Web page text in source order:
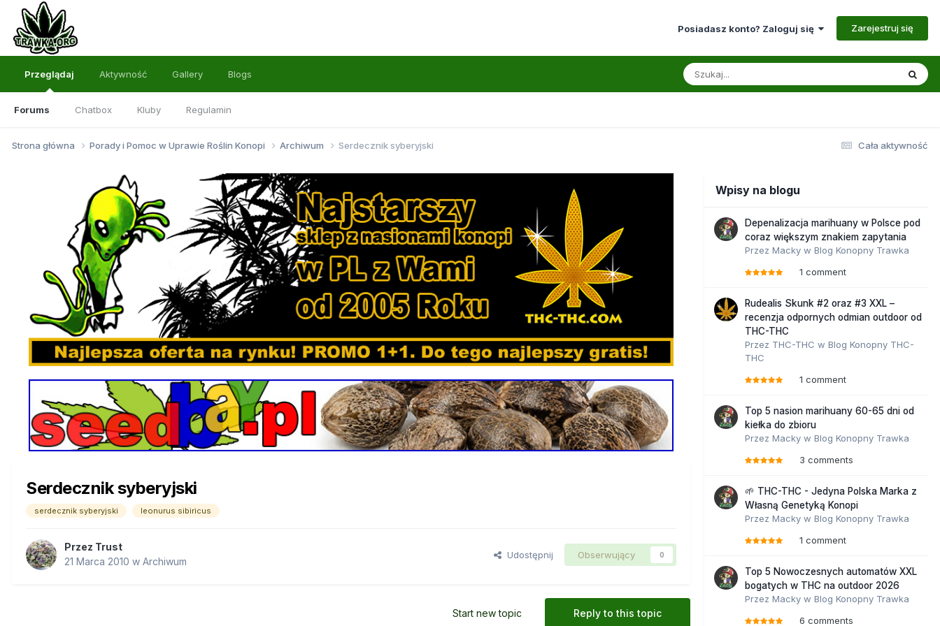
Posiadasz konto? Zaloguj się Zarejestruj się
Przeglądaj
Forums Chatbox Kluby Regulamin
Aktywność Gallery Blogs
Cała aktywność
Strona główna Porady i Pomoc w Uprawie Roślin Konopi Archiwum Serdecznik syberyjski
Serdecznik syberyjski
serdecznik syberyjski leonurus sibiricus
Przez Trust
21 Marca 2010 w Archiwum
Udostępnij Obserwujący 0
Reply to this topic
Start new topic
Wpisy na blogu
Depenalizacja marihuany w Polsce pod
coraz większym znakiem zapytania
Przez Macky w Blog Konopny Trawka
1 comment
Rudealis Skunk #2 oraz #3 XXL –
recenzja odpornych odmian outdoor od
THC-THC
Przez THC-THC w Blog Konopny THC-
THC
1 comment
Top 5 nasion marihuany 60-65 dni od
kiełka do zbioru
Przez Macky w Blog Konopny Trawka
3 comments
🌱 THC-THC - Jedyna Polska Marka z
Własną Genetyką Konopi
Przez Macky w Blog Konopny Trawka
1 comment
Top 5 Nowoczesnych automatów XXL
bogatych w THC na outdoor 2026
Przez Macky w Blog Konopny Trawka
6 comments